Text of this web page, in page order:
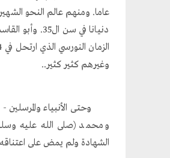
عاما. ومنهم عالم النحو
وغيرهم كثير كثير..
الشهادة ولم يمض على